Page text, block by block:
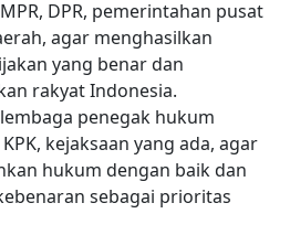
DPR, pemerintahan pusat
agar menghasilkan
yang benar dan
rakyat Indonesia.
penegak hukum
kejaksaan yang ada, agar
hukum dengan baik dan
sebagai prioritas